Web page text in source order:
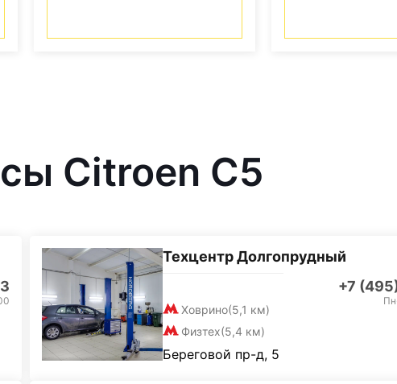
Citroen C5
Техцентр Долгопрудный
+7
Ховрино(5,1 км)
Физтех(5,4 км)
Береговой пр-д, 5